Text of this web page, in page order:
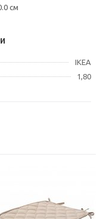
см
IKEA
1,80